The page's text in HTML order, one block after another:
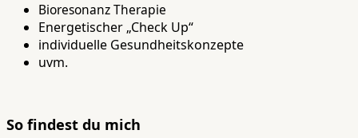
Bioresonanz Therapie
Energetischer „Check Up“
individuelle Gesundheitskonzepte
uvm.
So findest du mich